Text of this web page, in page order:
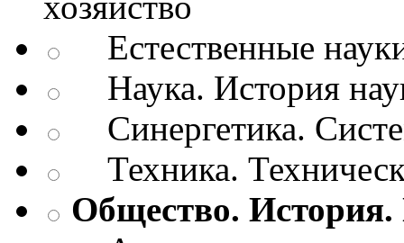
Естественные
Наука. История
Синергетика.
Техника.
Общество.